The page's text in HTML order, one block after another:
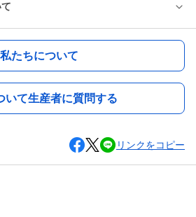
私たちについて
いて生産者に質問する
リンクをコピー